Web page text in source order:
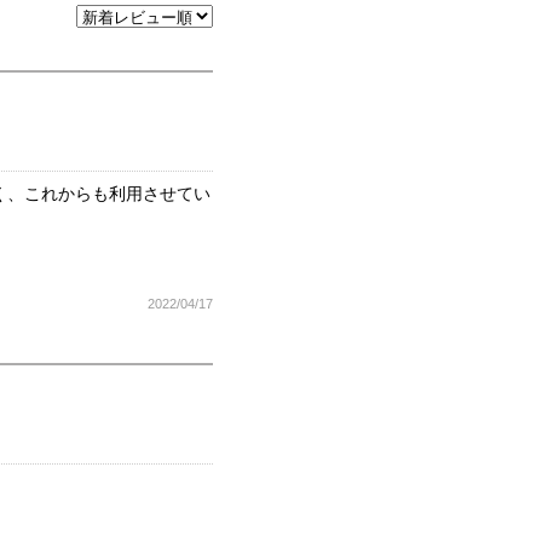
これからも利用させてい
2022/04/17